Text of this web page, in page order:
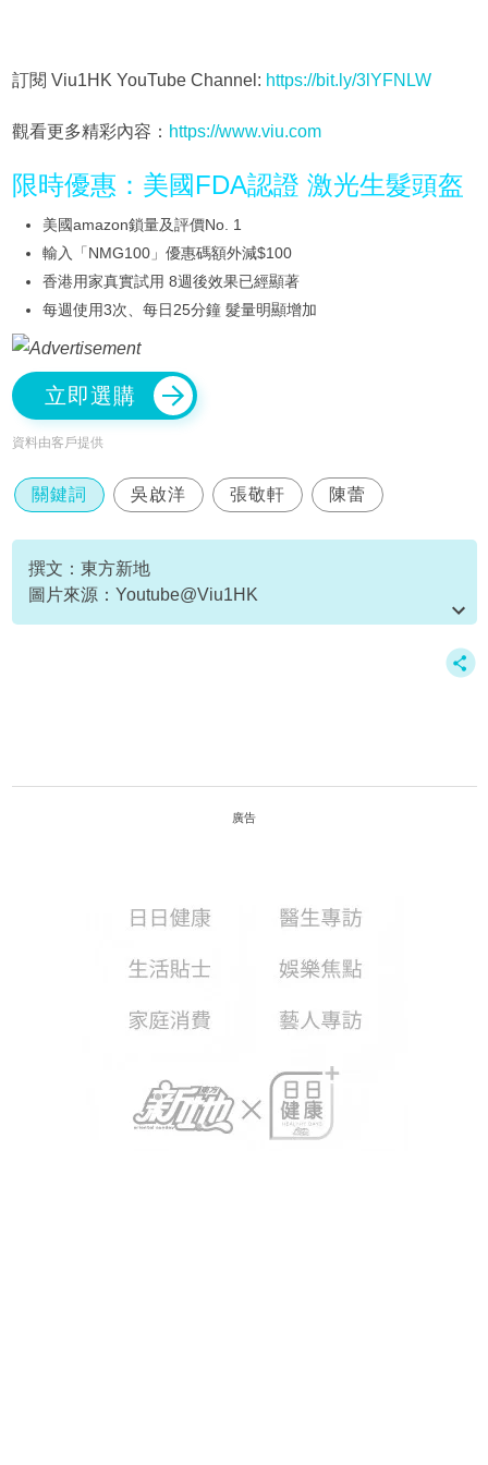
訂閱 Viu1HK YouTube Channel: https://bit.ly/3lYFNLW
觀看更多精彩內容： https://www.viu.com
限時優惠：美國FDA認證 激光生髮頭盔
美國amazon鎖量及評價No. 1
輸入「NMG100」優惠碼額外減$100
香港用家真實試用 8週後效果已經顯著
每週使用3次、每日25分鐘 髮量明顯增加
立即選購
資料由客戶提供
關鍵詞 吳啟洋 張敬軒 陳蕾
撰文：東方新地
圖片來源：Youtube@Viu1HK
資料或影片來源：Youtube@Viu1HK
廣告